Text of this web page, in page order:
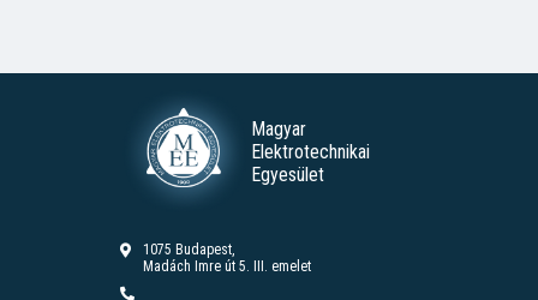
Magyar
Elektrotechnikai
Egyesület
1075 Budapest,
Madách Imre út 5. III. emelet